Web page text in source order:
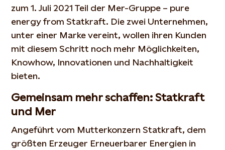
zum 1. Juli 2021 Teil der Mer-Gruppe – pure
energy from Statkraft. Die zwei Unternehmen,
unter einer Marke vereint, wollen ihren Kunden
mit diesem Schritt noch mehr Möglichkeiten,
Knowhow, Innovationen und Nachhaltigkeit
bieten.
Gemeinsam mehr schaffen: Statkraft
und Mer
Angeführt vom Mutterkonzern Statkraft, dem
größten Erzeuger Erneuerbarer Energien in